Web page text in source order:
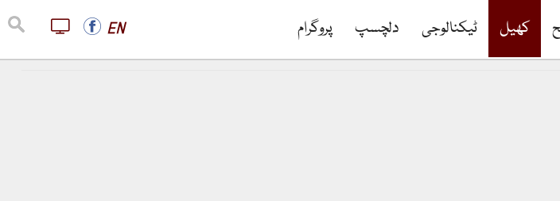
کھیل ٹیکنالوجی دلچسپ پروگرام EN